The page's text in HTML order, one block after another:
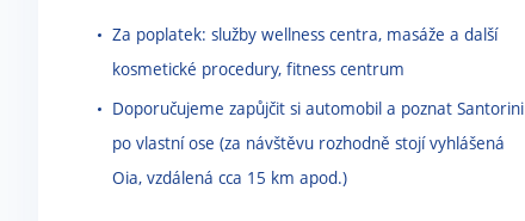
Za poplatek: služby wellness centra, masáže a další
kosmetické procedury, fitness centrum
Doporučujeme zapůjčit si automobil a poznat Santorini
po vlastní ose (za návštěvu rozhodně stojí vyhlášená
Oia, vzdálená cca 15 km apod.)